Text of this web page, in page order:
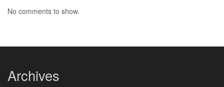
No comments to show.
Archives